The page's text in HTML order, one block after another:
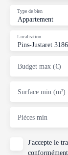
Appartement
Type de bien
Pins-Justaret
Localisation
Budget max (€)
Surface min (m²)
Pièces min
J'accepte le